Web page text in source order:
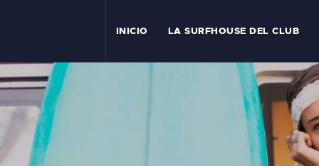
INICIO LA SURFHOUSE DEL CLUB